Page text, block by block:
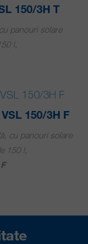
150/3H T
panouri solare
l,
150/3H F
cu panouri solare
150 l,